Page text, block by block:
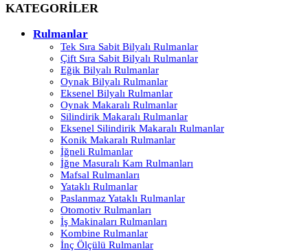
KATEGORİLER
Rulmanlar
Tek Sıra Sabit Bilyalı Rulmanlar
Çift Sıra Sabit Bilyalı Rulmanlar
Eğik Bilyalı Rulmanlar
Oynak Bilyalı Rulmanlar
Eksenel Bilyalı Rulmanlar
Oynak Makaralı Rulmanlar
Silindirik Makaralı Rulmanlar
Eksenel Silindirik Makaralı Rulmanlar
Konik Makaralı Rulmanlar
İğneli Rulmanlar
İğne Masuralı Kam Rulmanları
Mafsal Rulmanları
Yataklı Rulmanlar
Paslanmaz Yataklı Rulmanlar
Otomotiv Rulmanları
İş Makinaları Rulmanları
Kombine Rulmanlar
İnç Ölçülü Rulmanlar